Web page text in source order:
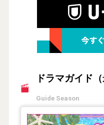
ドラマガイド
Guide Season
【2026年夏】TV